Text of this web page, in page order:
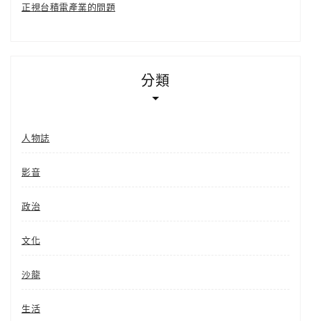
正視台積電產業的問題
分類
人物誌
影音
政治
文化
沙龍
生活